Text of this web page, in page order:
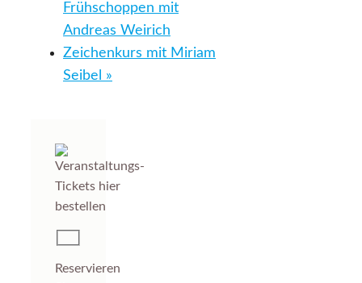
Frühschoppen mit
Andreas Weirich
Zeichenkurs mit Miriam
Seibel »
Reservieren